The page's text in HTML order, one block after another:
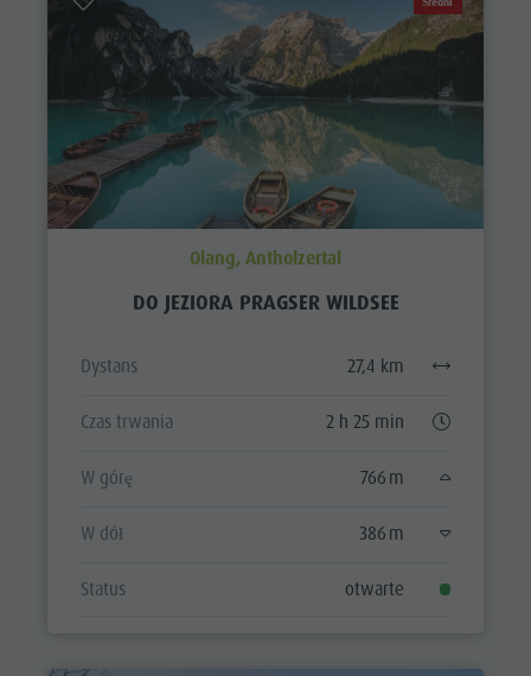
Olang, Antholzertal
DO JEZIORA PRAGSER WILDSEE
Dystans 27,4 km
Czas trwania 2 h 25 min
W górę 766 m
W dół 386 m
Status otwarte